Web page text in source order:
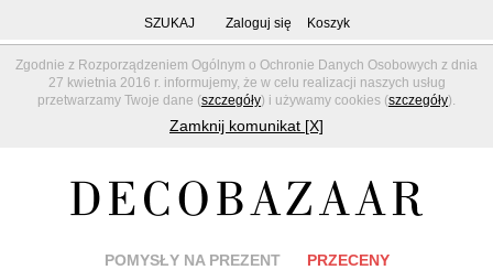
Zgodnie z Rozporządzeniem Ogólnym o Ochronie Danych Osobowych z dnia
27 kwietnia 2016 r. informujemy, że w celu realizacji naszych usług
przetwarzamy Twoje dane (szczegóły) i używamy cookies (szczegóły).
Zamknij komunikat [X]
SZUKAJ Zaloguj się Koszyk
POMYSŁY NA PREZENT PRZECENY